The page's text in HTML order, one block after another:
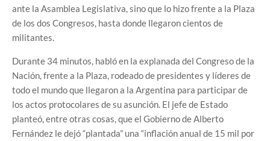
ante la Asamblea Legislativa, sino que lo hizo frente a la Plaza
de los dos Congresos, hasta donde llegaron cientos de
militantes.
Durante 34 minutos, habló en la explanada del Congreso de la
Nación, frente a la Plaza, rodeado de presidentes y líderes de
todo el mundo que llegaron a la Argentina para participar de
los actos protocolares de su asunción. El jefe de Estado
planteó, entre otras cosas, que el Gobierno de Alberto
Fernández le dejó “plantada” una “inflación anual de 15 mil por